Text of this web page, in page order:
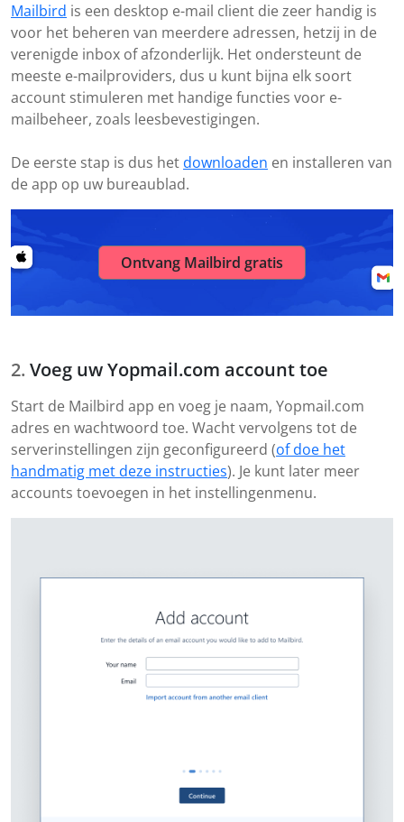
Mailbird is een desktop e-mail client die zeer handig is
voor het beheren van meerdere adressen, hetzij in de
verenigde inbox of afzonderlijk. Het ondersteunt de
meeste e-mailproviders, dus u kunt bijna elk soort
account stimuleren met handige functies voor e-
mailbeheer, zoals leesbevestigingen.
De eerste stap is dus het downloaden en installeren van
de app op uw bureaublad.
Ontvang Mailbird gratis
Voeg uw Yopmail.com account toe
Start de Mailbird app en voeg je naam, Yopmail.com
adres en wachtwoord toe. Wacht vervolgens tot de
serverinstellingen zijn geconfigureerd (of doe het
handmatig met deze instructies). Je kunt later meer
accounts toevoegen in het instellingenmenu.